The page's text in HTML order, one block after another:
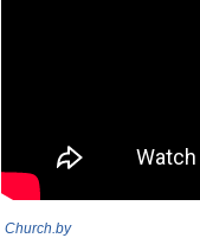
Church.by